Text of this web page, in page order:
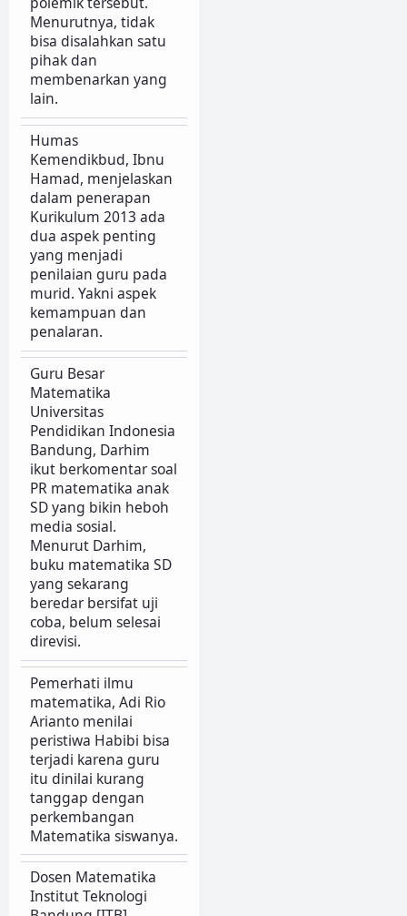
Menurutnya, tidak
bisa disalahkan satu
pihak dan
membenarkan yang
lain.
Humas
Kemendikbud, Ibnu
Hamad, menjelaskan
dalam penerapan
Kurikulum 2013 ada
dua aspek penting
yang menjadi
penilaian guru pada
murid. Yakni aspek
kemampuan dan
penalaran.
Guru Besar
Matematika
Universitas
Pendidikan Indonesia
Bandung, Darhim
ikut berkomentar soal
PR matematika anak
SD yang bikin heboh
media sosial.
Menurut Darhim,
buku matematika SD
yang sekarang
beredar bersifat uji
coba, belum selesai
direvisi.
Pemerhati ilmu
matematika, Adi Rio
Arianto menilai
peristiwa Habibi bisa
terjadi karena guru
itu dinilai kurang
tanggap dengan
perkembangan
Matematika siswanya.
Dosen Matematika
Institut Teknologi